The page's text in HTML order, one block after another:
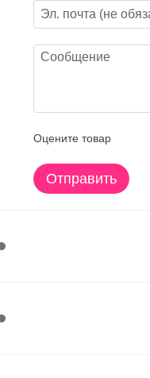
Оцените товар
Отправить